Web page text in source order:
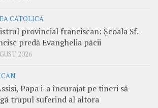
CATOLICĂ
provincial franciscan: Școala Sf.
predă Evanghelia păcii
2026
Papa i-a încurajat pe tineri să
trupul suferind al altora